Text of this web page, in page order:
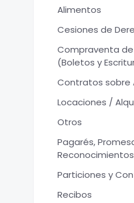
Alimentos
Cesiones de
Compraventa
(Boletos y
Contratos sobre
Locaciones /
Otros
Pagarés,
Particiones y
Recibos